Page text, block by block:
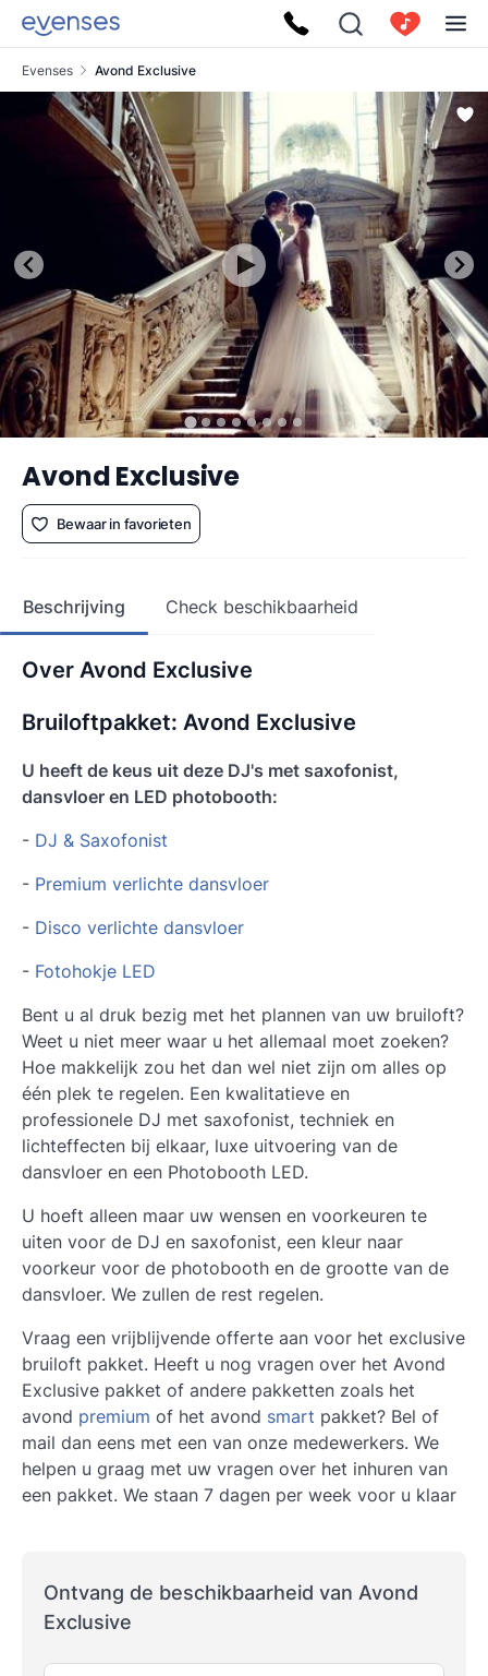
Evenses Avond Exclusive
Avond Exclusive
Bewaar in favorieten
Beschrijving Check beschikbaarheid
Over Avond Exclusive
Bruiloftpakket: Avond Exclusive
U heeft de keus uit deze DJ's met saxofonist,
dansvloer en LED photobooth:
- DJ & Saxofonist
- Premium verlichte dansvloer
- Disco verlichte dansvloer
- Fotohokje LED
Bent u al druk bezig met het plannen van uw bruiloft?
Weet u niet meer waar u het allemaal moet zoeken?
Hoe makkelijk zou het dan wel niet zijn om alles op
één plek te regelen. Een kwalitatieve en
professionele DJ met saxofonist, techniek en
lichteffecten bij elkaar, luxe uitvoering van de
dansvloer en een Photobooth LED.
U hoeft alleen maar uw wensen en voorkeuren te
uiten voor de DJ en saxofonist, een kleur naar
voorkeur voor de photobooth en de grootte van de
dansvloer. We zullen de rest regelen.
Vraag een vrijblijvende offerte aan voor het exclusive
bruiloft pakket. Heeft u nog vragen over het Avond
Exclusive pakket of andere pakketten zoals het
avond premium of het avond smart pakket? Bel of
mail dan eens met een van onze medewerkers. We
helpen u graag met uw vragen over het inhuren van
een pakket. We staan 7 dagen per week voor u klaar
Ontvang de beschikbaarheid van Avond
Exclusive